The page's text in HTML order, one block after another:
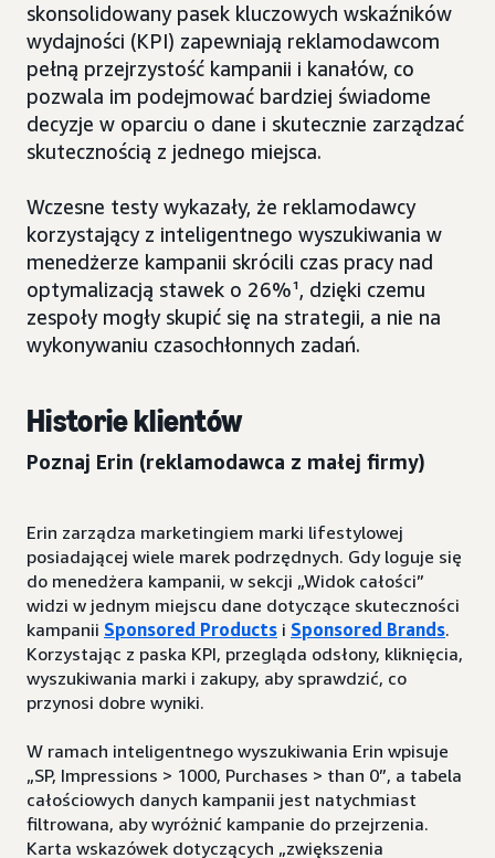
skonsolidowany pasek kluczowych wskaźników
wydajności (KPI) zapewniają reklamodawcom
pełną przejrzystość kampanii i kanałów, co
pozwala im podejmować bardziej świadome
decyzje w oparciu o dane i skutecznie zarządzać
skutecznością z jednego miejsca.
Wczesne testy wykazały, że reklamodawcy
korzystający z inteligentnego wyszukiwania w
menedżerze kampanii skrócili czas pracy nad
optymalizacją stawek o 26%¹, dzięki czemu
zespoły mogły skupić się na strategii, a nie na
wykonywaniu czasochłonnych zadań.
Historie klientów
Poznaj Erin (reklamodawca z małej firmy)
Erin zarządza marketingiem marki lifestylowej
posiadającej wiele marek podrzędnych. Gdy loguje się
do menedżera kampanii, w sekcji „Widok całości”
widzi w jednym miejscu dane dotyczące skuteczności
kampanii Sponsored Products i Sponsored Brands.
Korzystając z paska KPI, przegląda odsłony, kliknięcia,
wyszukiwania marki i zakupy, aby sprawdzić, co
przynosi dobre wyniki.
W ramach inteligentnego wyszukiwania Erin wpisuje
„SP, Impressions > 1000, Purchases > than 0”, a tabela
całościowych danych kampanii jest natychmiast
filtrowana, aby wyróżnić kampanie do przejrzenia.
Karta wskazówek dotyczących „zwiększenia